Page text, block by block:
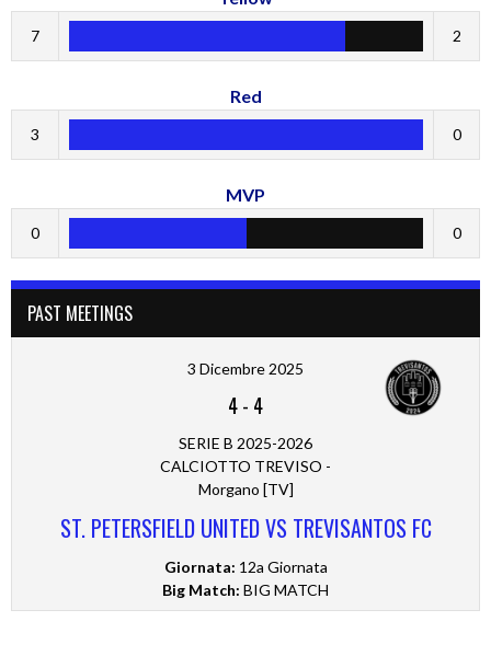
7 2
Red
3 0
MVP
0 0
PAST MEETINGS
3 Dicembre 2025
4- 4
SERIE B 2025-2026
CALCIOTTO TREVISO -
Morgano [TV]
ST. PETERSFIELD UNITED VS TREVISANTOS FC
Giornata: 12a Giornata
Big Match: BIG MATCH